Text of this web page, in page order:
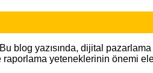
blog yazısında, dijital
yeteneklerinin önemi